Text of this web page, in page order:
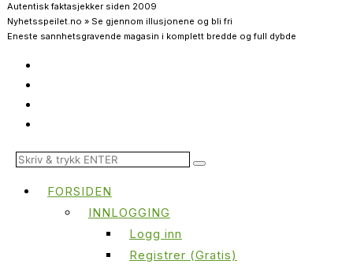
Autentisk faktasjekker siden 2009
Nyhetsspeilet.no » Se gjennom illusjonene og bli fri
Eneste sannhetsgravende magasin i komplett bredde og full dybde
FORSIDEN
INNLOGGING
Logg inn
Registrer (Gratis)